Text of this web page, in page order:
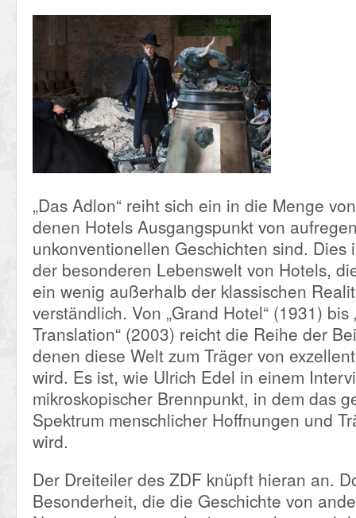
„Das Adlon“ reiht sich ein in die Menge
denen Hotels Ausgangspunkt von
unkonventionellen Geschichten sind. Dies
der besonderen Lebenswelt von Hotels,
ein wenig außerhalb der klassischen
verständlich. Von „Grand Hotel“ (1931) bis
Translation“ (2003) reicht die Reihe der
denen diese Welt zum Träger von
wird. Es ist, wie Ulrich Edel in einem
mikroskopischer Brennpunkt, in dem das
Spektrum menschlicher Hoffnungen und
wird.
Der Dreiteiler des ZDF knüpft hieran an.
Besonderheit, die die Geschichte von